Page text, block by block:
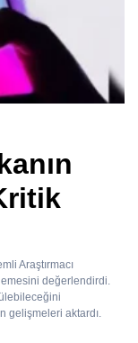
Araştırmacı
değerlendirdi.
gelişmeleri aktardı.